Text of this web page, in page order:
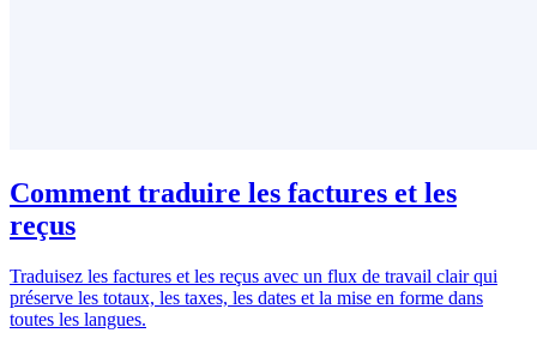
Comment traduire les factures et les
reçus
Traduisez les factures et les reçus avec un flux de travail clair qui
préserve les totaux, les taxes, les dates et la mise en forme dans
toutes les langues.